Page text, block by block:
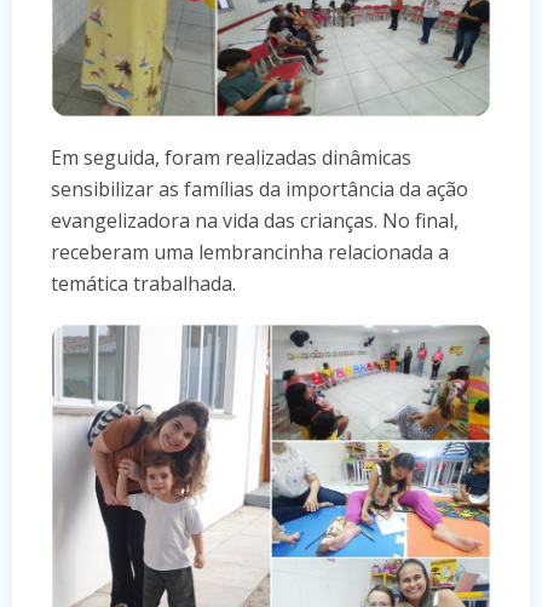
Em seguida, foram realizadas dinâmicas
sensibilizar as famílias da importância da ação
evangelizadora na vida das crianças. No final,
receberam uma lembrancinha relacionada a
temática trabalhada.